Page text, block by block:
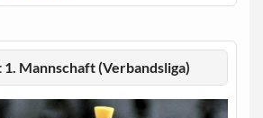
Mannschaft (Verbandsliga)